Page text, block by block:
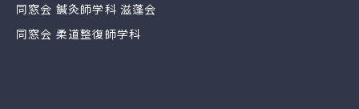
同窓会 鍼灸師学科 滋蓬会
同窓会 柔道整復師学科